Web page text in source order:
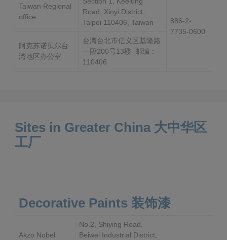
Taiwan Regional
office
Road, Xinyi District,
Taipei 110406, Taiwan
886-2-
7735-0600
阿克苏诺贝尔台
湾地区办公室
台湾台北市信义区基隆路
一段200号13楼 邮编：
110406
Sites in Greater China 大中华区
工厂
Decorative Paints 装饰漆
Akzo Nobel
No.2, Shiying Road,
Beiwei Industrial District,